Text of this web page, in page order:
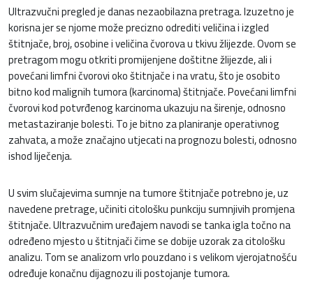
Ultrazvučni pregled je danas nezaobilazna pretraga. Izuzetno je
korisna jer se njome može precizno odrediti veličina i izgled
štitnjače, broj, osobine i veličina čvorova u tkivu žlijezde. Ovom se
pretragom mogu otkriti promijenjene doštitne žlijezde, ali i
povećani limfni čvorovi oko štitnjače i na vratu, što je osobito
bitno kod malignih tumora (karcinoma) štitnjače. Povećani limfni
čvorovi kod potvrđenog karcinoma ukazuju na širenje, odnosno
metastaziranje bolesti. To je bitno za planiranje operativnog
zahvata, a može značajno utjecati na prognozu bolesti, odnosno
ishod liječenja.
U svim slučajevima sumnje na tumore štitnjače potrebno je, uz
navedene pretrage, učiniti citološku punkciju sumnjivih promjena
štitnjače. Ultrazvučnim uređajem navodi se tanka igla točno na
određeno mjesto u štitnjači čime se dobije uzorak za citološku
analizu. Tom se analizom vrlo pouzdano i s velikom vjerojatnošću
određuje konačnu dijagnozu ili postojanje tumora.